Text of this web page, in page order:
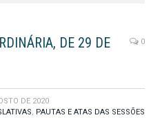
DE 29 DE
0
DE 2020
, PAUTAS E ATAS DAS SESSÕES